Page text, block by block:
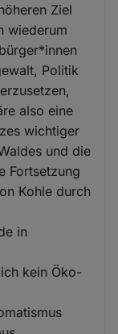
Ziel
wiederum
Politik
also eine
wichtiger
und die
Fortsetzung
Kohle durch
in
kein Öko-